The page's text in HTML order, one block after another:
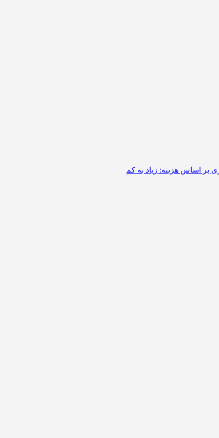
بر اساس هزینه: زیاد به کم